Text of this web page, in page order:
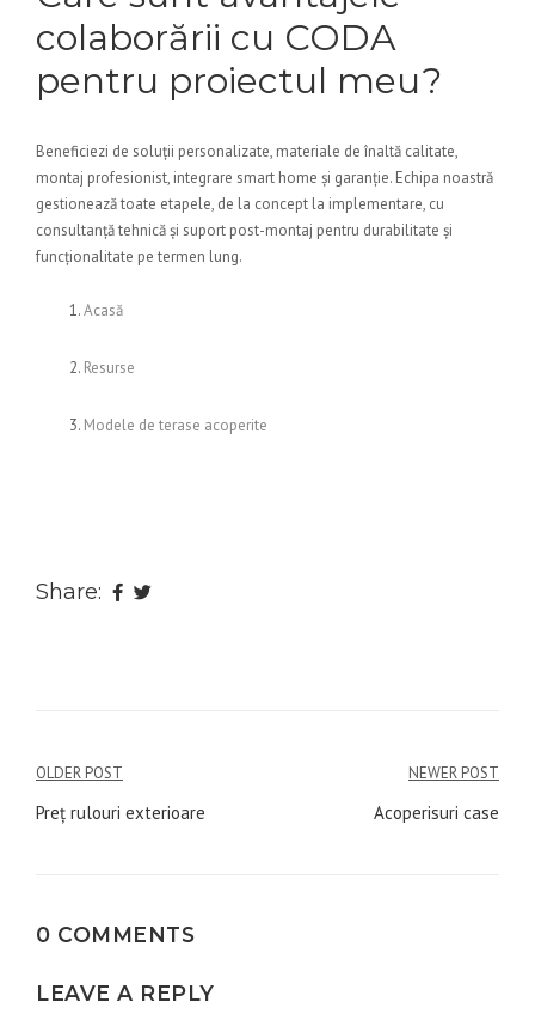
colaborării cu CODA
pentru proiectul meu?
Beneficiezi de soluții personalizate, materiale de înaltă calitate,
montaj profesionist, integrare smart home și garanție. Echipa noastră
gestionează toate etapele, de la concept la implementare, cu
consultanță tehnică și suport post-montaj pentru durabilitate și
funcționalitate pe termen lung.
Acasă
Resurse
Modele de terase acoperite
Share:
Navigare
în
OLDER POST
Preț rulouri exterioare
NEWER POST
Acoperisuri case
0 COMMENTS
LEAVE A REPLY